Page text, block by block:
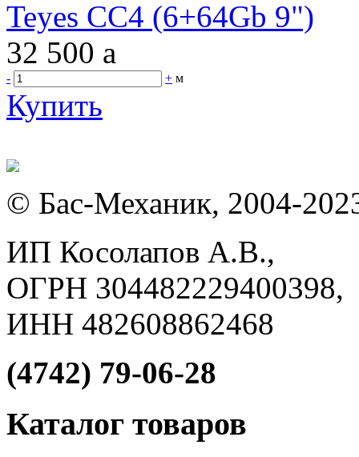
Teyes CC4 (6+64Gb 9")
32 500 a
- + м
Купить
© Бас-Механик, 2004-
ИП Косолапов А.В.,
ОГРН 304482229400398,
ИНН 482608862468
(4742) 79-06-28
Каталог товаров